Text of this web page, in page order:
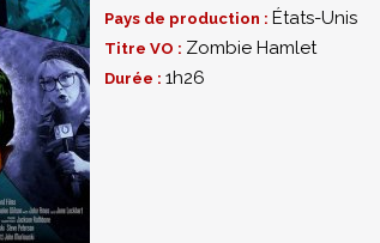
Pays de production : États-Unis
Titre VO : Zombie Hamlet
Durée : 1h26